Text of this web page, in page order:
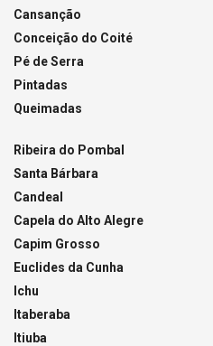
Cansanção
Conceição do Coité
Pé de Serra
Pintadas
Queimadas
Ribeira do Pombal
Santa Bárbara
Candeal
Capela do Alto Alegre
Capim Grosso
Euclides da Cunha
Ichu
Itaberaba
Itiuba